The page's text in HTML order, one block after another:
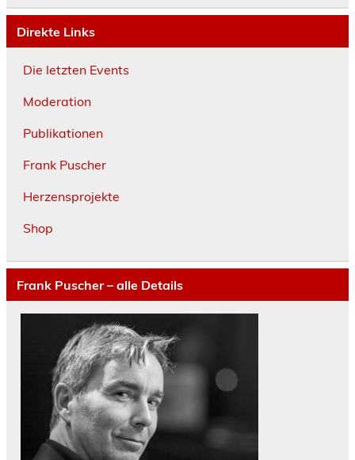
Direkte Links
Die letzten Events
Moderation
Publikationen
Frank Puscher
Herzensprojekte
Shop
Frank Puscher – alle Details